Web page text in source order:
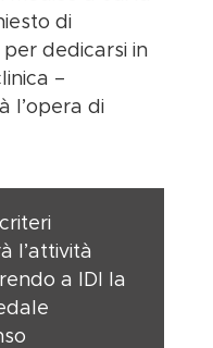
di
dedicarsi in
–
l’opera di
l’attività
a IDI la